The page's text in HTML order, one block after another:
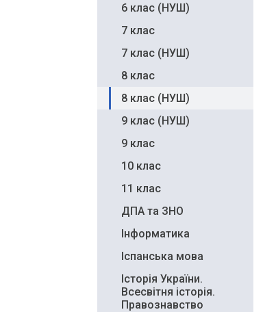
6 клас (НУШ)
7 клас
7 клас (НУШ)
8 клас
8 клас (НУШ)
9 клас (НУШ)
9 клас
10 клас
11 клас
ДПА та ЗНО
Інформатика
Іспанська мова
Історія України.
Всесвітня історія.
Правознавство